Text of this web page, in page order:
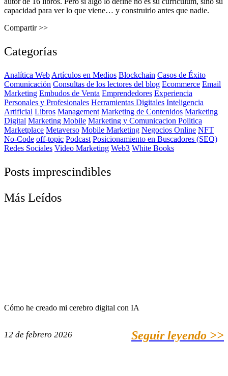
capacidad para ver lo que viene… y construirlo antes que nadie.
Compartir >>
Categorías
Analítica Web Artículos en Medios Blockchain Casos de Éxito
Comunicación Consultas de los lectores del blog Ecommerce Email
Marketing Embudos de Venta Emprendedores Experiencia
Personales y Profesionales Herramientas Digitales Inteligencia
Artificial Libros Management Marketing de Contenidos Marketing
Digital Marketing Mobile Marketing y Comunicacion Politica
Marketplace Metaverso Mobile Marketing Negocios Online NFT
No-Code off-topic Podcast Posicionamiento en Buscadores (SEO)
Redes Sociales Video Marketing Web3 White Books
Posts imprescindibles
Más Leídos
Cómo he creado mi cerebro digital con IA
12 de febrero 2026 Seguir leyendo >>